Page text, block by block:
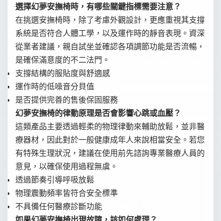
選擇幻夢安撫椅時，有哪些關鍵指標需要注意？
在挑選安撫椅時，除了考慮外觀設計，更應重視其支撐
系統是否符合人體工學，以及運作時的靜音表現。資深
從業者建議，親自試坐並確認各項調節功能是否流暢，
是確保滿意度的不二法門。
支撐結構的服貼度與舒適感
運作時的低噪音分貝值
是否提供完善的售後保固服務
幻夢安撫椅的律動原理是否會影響心跳或血壓？
這類產品主要透過輕柔的物理律動來輔助放鬆，並非醫
療器材，因此對於一般健康成年人來說相當安全。若您
有特殊生理狀況，建議在使用前先諮詢專業醫療人員的
意見，以確保使用過程無虞。
透過節奏引導呼吸放鬆
物理震動頻率皆符合安全標準
不具備任何醫療診斷功能